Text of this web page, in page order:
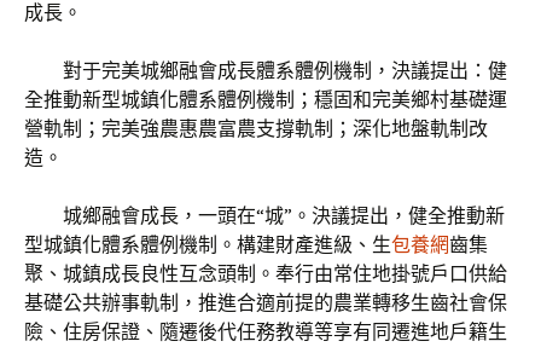
成長。
對于完美城鄉融會成長體系體例機制，決議提出：健
全推動新型城鎮化體系體例機制；穩固和完美鄉村基礎運
營軌制；完美強農惠農富農支撐軌制；深化地盤軌制改
造。
城鄉融會成長，一頭在“城”。決議提出，健全推動新
型城鎮化體系體例機制。構建財產進級、生包養網齒集
聚、城鎮成長良性互念頭制。奉行由常住地掛號戶口供給
基礎公共辦事軌制，推進合適前提的農業轉移生齒社會保
險、住房保證、隨遷後代任務教導等享有同遷進地戶籍生